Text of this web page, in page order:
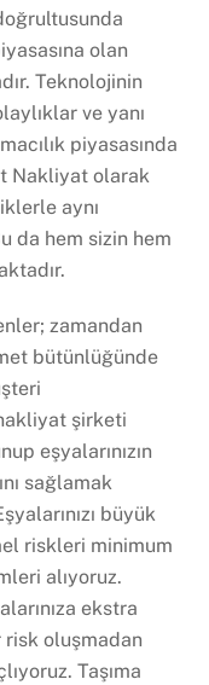
olan
Teknolojinin
ve yanı
piyasasında
Nakliyat olarak
aynı
da hem sizin hem
zamandan
bütünlüğünde
şirketi
eşyalarınızın
sağlamak
büyük
riskleri minimum
alıyoruz.
ekstra
risk oluşmadan
Taşıma